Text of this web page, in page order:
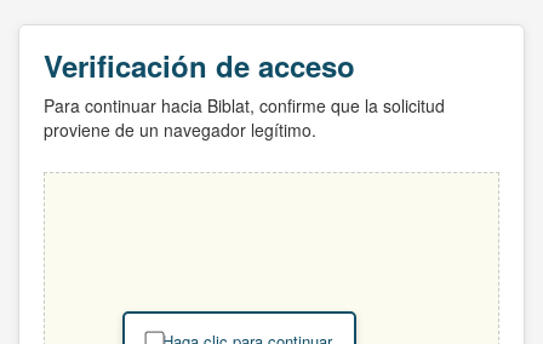
Verificación de acceso
Para continuar hacia Biblat, confirme que la solicitud
proviene de un navegador legítimo.